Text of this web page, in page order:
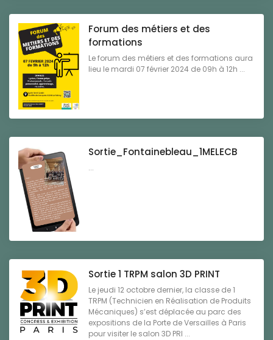
Forum des métiers et des
formations
Le forum des métiers et des formations aura
lieu le mardi 07 février 2024 de 09h à 12h ...
Sortie_Fontainebleau_1MELECB
...
Sortie 1 TRPM salon 3D PRINT
Le jeudi 12 octobre dernier, la classe de 1
TRPM (Technicien en Réalisation de Produits
Mécaniques) s’est déplacée au parc des
expositions de la Porte de Versailles à Paris
pour visiter le salon 3D PRI ...